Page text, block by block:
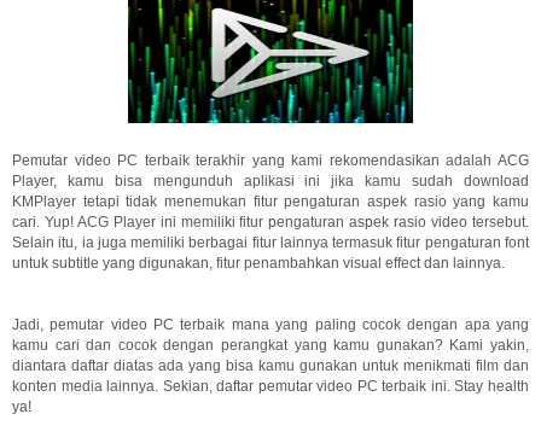
Pemutar video PC terbaik terakhir yang kami rekomendasikan adalah ACG
Player, kamu bisa mengunduh aplikasi ini jika kamu sudah download
KMPlayer tetapi tidak menemukan fitur pengaturan aspek rasio yang kamu
cari. Yup! ACG Player ini memiliki fitur pengaturan aspek rasio video tersebut.
Selain itu, ia juga memiliki berbagai fitur lainnya termasuk fitur pengaturan font
untuk subtitle yang digunakan, fitur penambahkan visual effect dan lainnya.
Jadi, pemutar video PC terbaik mana yang paling cocok dengan apa yang
kamu cari dan cocok dengan perangkat yang kamu gunakan? Kami yakin,
diantara daftar diatas ada yang bisa kamu gunakan untuk menikmati film dan
konten media lainnya. Sekian, daftar pemutar video PC terbaik ini. Stay health
ya!